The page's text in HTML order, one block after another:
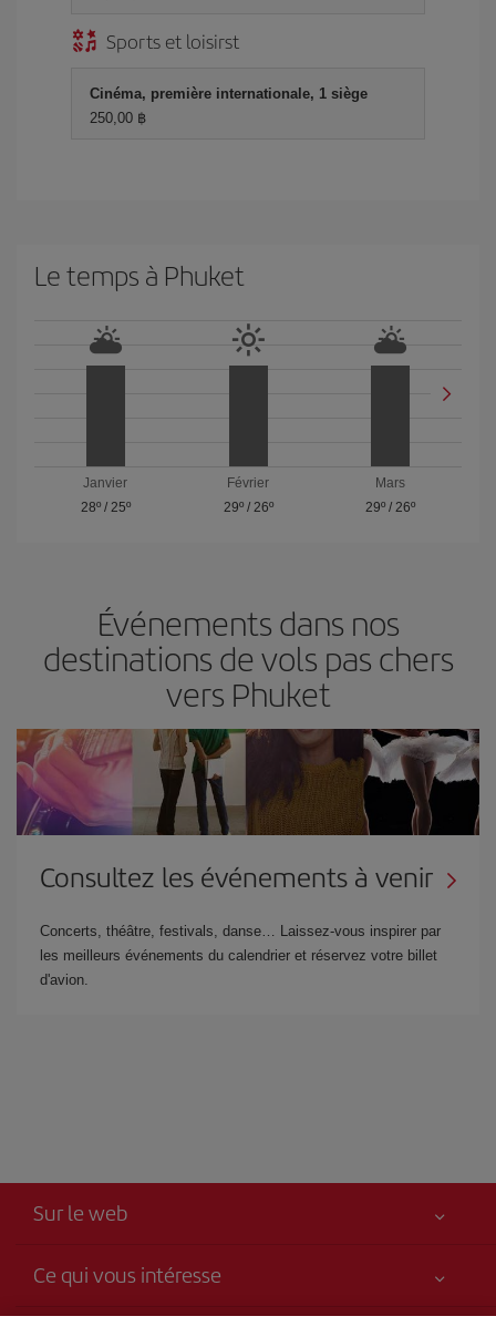
Sports et loisirst
Cinéma, première internationale, 1 siège
250,00 ฿
Le temps à Phuket
Janvier
28º/ 25º
Février
29º/ 26º
Mars
29º /26º
Événements dans nos
destinations de vols pas chers
vers Phuket
Consultez les événements à venir
Concerts, théâtre, festivals, danse… Laissez-vous inspirer par
les meilleurs événements du calendrier et réservez votre billet
d'avion.
Sur le web
Ce qui vous intéresse
Votre sécurité est notre priorité